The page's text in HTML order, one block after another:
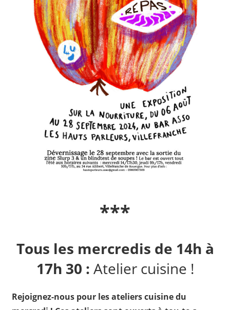
***
Tous les mercredis de 14h à
17h 30 : Atelier cuisine !
Rejoignez-nous pour les ateliers cuisine du